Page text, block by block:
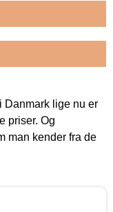
Danmark lige nu er
priser. Og
man kender fra de